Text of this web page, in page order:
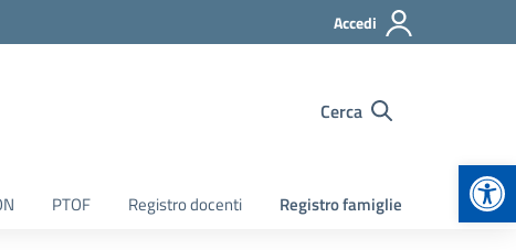
Accedi
Cerca
PTOF Registro docenti Registro famiglie